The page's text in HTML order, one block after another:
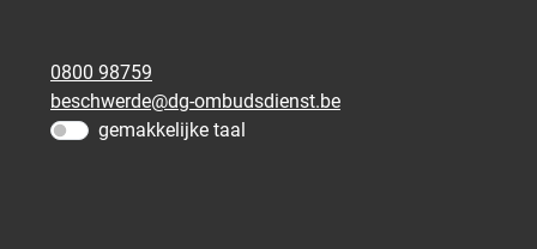
0800 98759
beschwerde@dg-ombudsdienst.be
gemakkelijke taal